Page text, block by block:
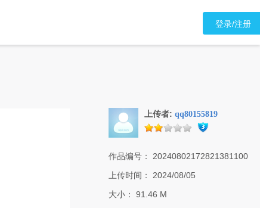
登录/注册
上传者: qq80155819
作品编号：
20240802172821381100
上传时间：
2024/08/05
大小：
91.46 M